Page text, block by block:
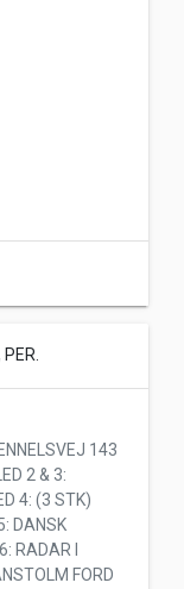
143
2 & 3:
4: (3 STK)
DANSK
RADAR I
FORD